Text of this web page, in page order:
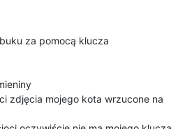
za pomocą klucza